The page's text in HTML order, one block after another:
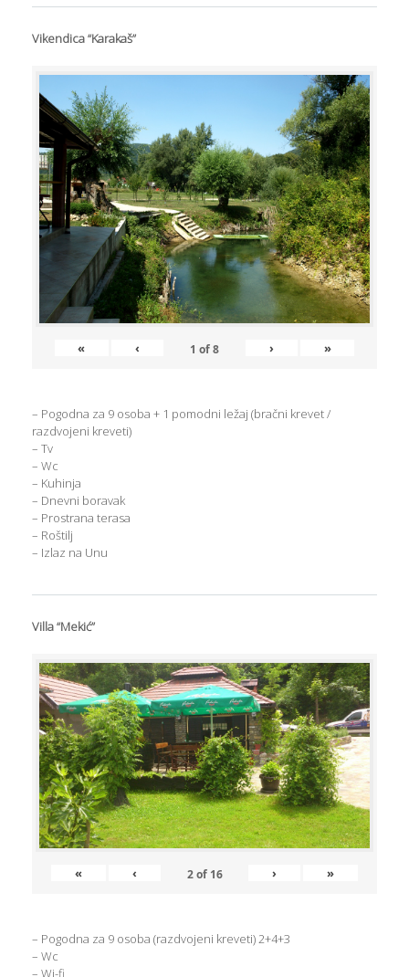
Vikendica “Karakaš”
« ‹ 1 of8 › »
– Pogodna za 9 osoba + 1 pomodni ležaj (bračni krevet /
razdvojeni kreveti)
– Tv
– Wc
– Kuhinja
– Dnevni boravak
– Prostrana terasa
– Roštilj
– Izlaz na Unu
Villa “Mekić”
« ‹ 2of 16 › »
– Pogodna za 9 osoba (razdvojeni kreveti) 2+4+3
– Wc
– Wi-fi